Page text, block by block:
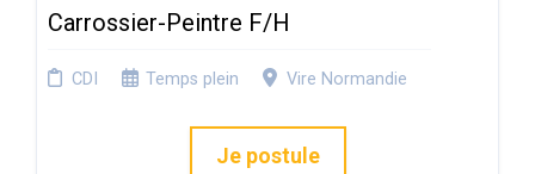
Carrossier-Peintre F/H
CDI Temps plein Vire Normandie
Je postule